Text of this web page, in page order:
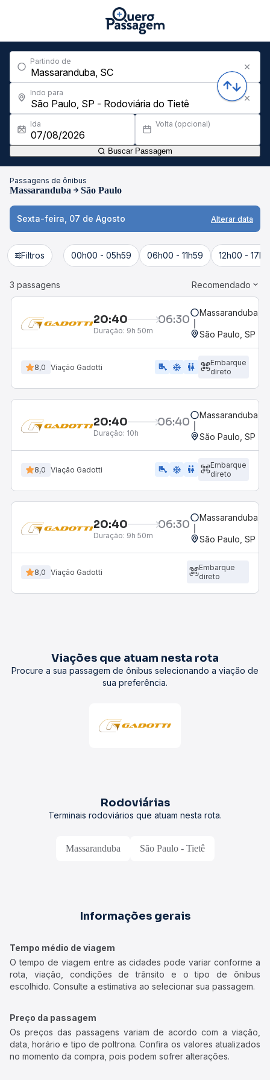
Partindo de
Indo para
Ida Volta (opcional)
Buscar Passagem
Passagens de ônibus
Massaranduba São Paulo
Sexta-feira, 07 de Agosto Alterar data
Filtros 00h00 - 05h59 06h00 - 11h59 12h00 -
3 passagens Recomendado
20:40 06:30
Duração: 9h 50m
Massaranduba,
São Paulo, SP -
8,0 Viação Gadotti airline_seat_legroom_extra ac_unit wc
Embarque
direto
20:40 06:40
Duração: 10h
Massaranduba,
São Paulo, SP -
8,0 Viação Gadotti airline_seat_legroom_extra ac_unit wc
Embarque
direto
20:40 06:30
Duração: 9h 50m
Massaranduba,
São Paulo, SP -
8,0 Viação Gadotti
Embarque
direto
Viações que atuam nesta rota
Procure a sua passagem de ônibus selecionando a viação de
sua preferência.
Rodoviárias
Terminais rodoviários que atuam nesta rota.
Massaranduba São Paulo - Tietê
Informações gerais
Tempo médio de viagem
O tempo de viagem entre as cidades pode variar conforme a
rota, viação, condições de trânsito e o tipo de ônibus
escolhido. Consulte a estimativa ao selecionar sua passagem.
Preço da passagem
Os preços das passagens variam de acordo com a viação,
data, horário e tipo de poltrona. Confira os valores atualizados
no momento da compra, pois podem sofrer alterações.